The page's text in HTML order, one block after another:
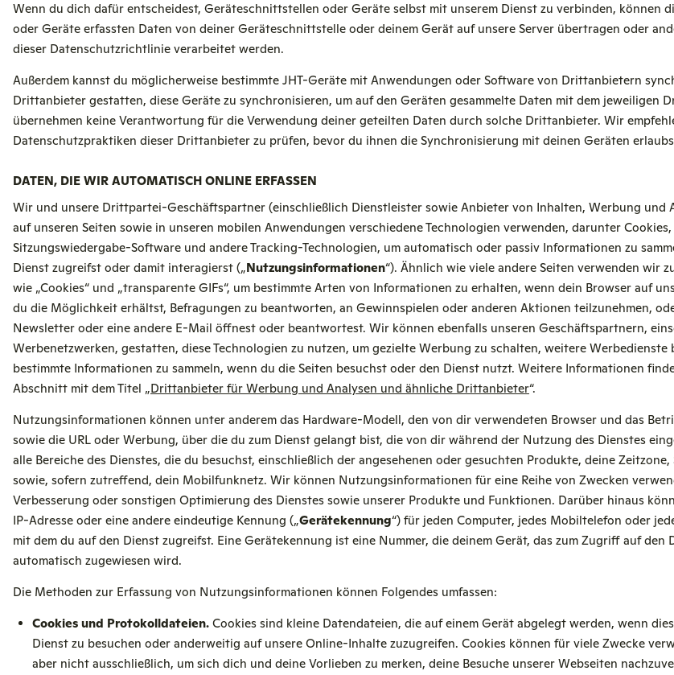
Wenn du dich dafür entscheidest, Geräteschnittstellen oder Geräte selbst mit unserem Dienst zu verbinden, können
oder Geräte erfassten Daten von deiner Geräteschnittstelle oder deinem Gerät auf unsere Server übertragen oder
dieser Datenschutzrichtlinie verarbeitet werden.
Außerdem kannst du möglicherweise bestimmte JHT-Geräte mit Anwendungen oder Software von Drittanbietern
Drittanbieter gestatten, diese Geräte zu synchronisieren, um auf den Geräten gesammelte Daten mit dem jeweiligen
übernehmen keine Verantwortung für die Verwendung deiner geteilten Daten durch solche Drittanbieter. Wir
Datenschutzpraktiken dieser Drittanbieter zu prüfen, bevor du ihnen die Synchronisierung mit deinen Geräten
DATEN, DIE WIR AUTOMATISCH ONLINE ERFASSEN
Wir und unsere Drittpartei-Geschäftspartner (einschließlich Dienstleister sowie Anbieter von Inhalten, Werbung und
auf unseren Seiten sowie in unseren mobilen Anwendungen verschiedene Technologien verwenden, darunter Cookies,
Sitzungswiedergabe-Software und andere Tracking-Technologien, um automatisch oder passiv Informationen zu
Dienst zugreifst oder damit interagierst („Nutzungsinformationen“). Ähnlich wie viele andere Seiten verwenden wir
wie „Cookies“ und „transparente GIFs“, um bestimmte Arten von Informationen zu erhalten, wenn dein Browser auf
du die Möglichkeit erhältst, Befragungen zu beantworten, an Gewinnspielen oder anderen Aktionen teilzunehmen,
Newsletter oder eine andere E-Mail öffnest oder beantwortest. Wir können ebenfalls unseren Geschäftspartnern,
Werbenetzwerken, gestatten, diese Technologien zu nutzen, um gezielte Werbung zu schalten, weitere
bestimmte Informationen zu sammeln, wenn du die Seiten besuchst oder den Dienst nutzt. Weitere Informationen
Abschnitt mit dem Titel „Drittanbieter für Werbung und Analysen und ähnliche Drittanbieter“.
Nutzungsinformationen können unter anderem das Hardware-Modell, den von dir verwendeten Browser und das
sowie die URL oder Werbung, über die du zum Dienst gelangt bist, die von dir während der Nutzung des Dienstes
alle Bereiche des Dienstes, die du besuchst, einschließlich der angesehenen oder gesuchten Produkte, deine
sowie, sofern zutreffend, dein Mobilfunknetz. Wir können Nutzungsinformationen für eine Reihe von Zwecken
Verbesserung oder sonstigen Optimierung des Dienstes sowie unserer Produkte und Funktionen. Darüber hinaus
IP-Adresse oder eine andere eindeutige Kennung („Gerätekennung“) für jeden Computer, jedes Mobiltelefon oder
mit dem du auf den Dienst zugreifst. Eine Gerätekennung ist eine Nummer, die deinem Gerät, das zum Zugriff auf den
automatisch zugewiesen wird.
Die Methoden zur Erfassung von Nutzungsinformationen können Folgendes umfassen:
Cookies und Protokolldateien. Cookies sind kleine Datendateien, die auf einem Gerät abgelegt werden, wenn
Dienst zu besuchen oder anderweitig auf unsere Online-Inhalte zuzugreifen. Cookies können für viele Zwecke
aber nicht ausschließlich, um sich dich und deine Vorlieben zu merken, deine Besuche unserer Webseiten